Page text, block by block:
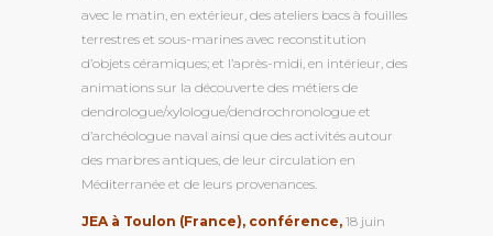
avec le matin, en extérieur, des ateliers bacs à fouilles
terrestres et sous-marines avec reconstitution
d’objets céramiques; et l’après-midi, en intérieur, des
animations sur la découverte des métiers de
dendrologue/xylologue/dendrochronologue et
d’archéologue naval ainsi que des activités autour
des marbres antiques, de leur circulation en
Méditerranée et de leurs provenances.
JEA à Toulon (France), conférence, 18 juin